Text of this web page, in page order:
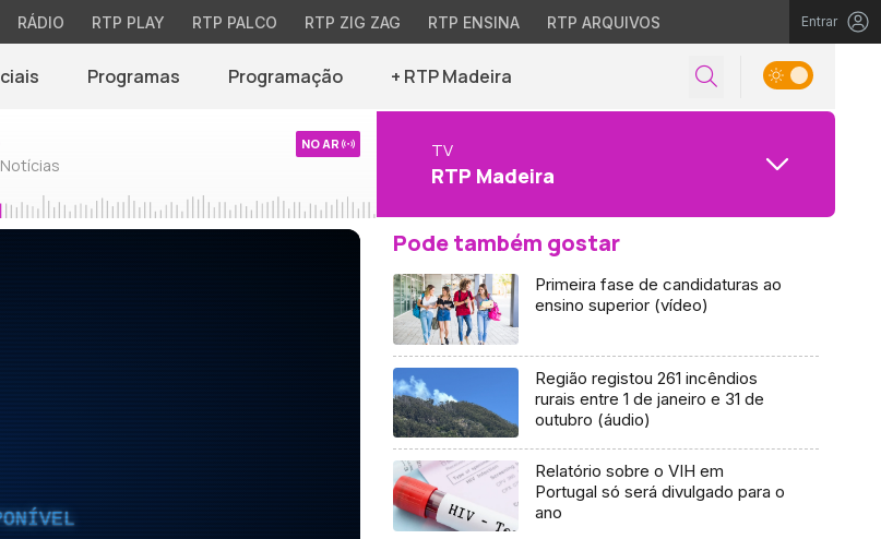
RÁDIO RTP PLAY RTP PALCO RTP ZIG ZAG RTP ENSINA RTP ARQUIVOS Entrar
Programas Programação + RTP Madeira
NO AR TV
RTP Madeira
Pode também gostar
Primeira fase de candidaturas ao
ensino superior (vídeo)
Região registou 261 incêndios
rurais entre 1 de janeiro e 31 de
outubro (áudio)
Relatório sobre o VIH em
Portugal só será divulgado para o
ano